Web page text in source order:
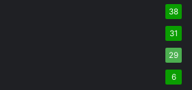
38
31
29
6